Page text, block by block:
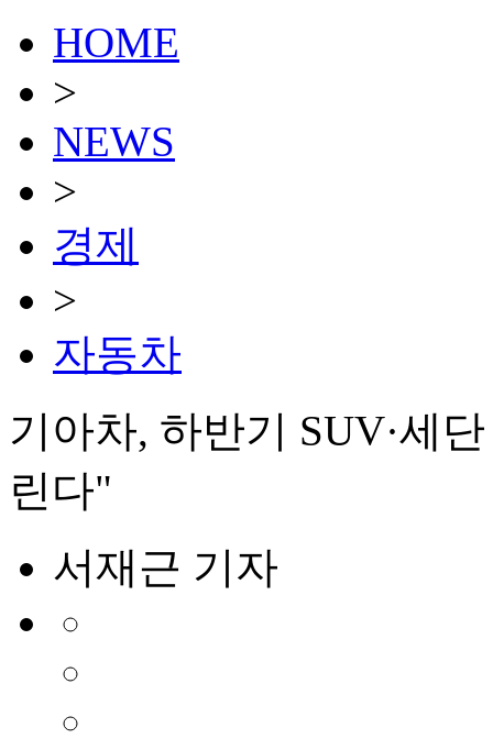
HOME
>
NEWS
>
경제
>
자동차
기아차, 하반기 SUV·세
린다"
서재근 기자